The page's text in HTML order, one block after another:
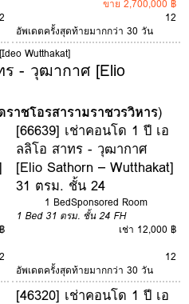
ขาย 2,700,000 ฿
12
อัพเดตครั้งสุดท้ายมากกว่า 30 วัน
Wutthakat]
ร - วุฒากาศ [Elio
าชโอรสารามราชวรวิหาร)
[66639] เช่าคอนโด 1 ปี เอ
ลลิโอ สาทร - วุฒากาศ
[Elio Sathorn – Wutthakat]
31 ตรม. ชั้น 24
1 BedSponsored Room
1 Bed 31 ตรม. ชั้น 24 FH
เช่า 12,000 ฿
12
อัพเดตครั้งสุดท้ายมากกว่า 30 วัน
[46320] เช่าคอนโด 1 ปี เอ